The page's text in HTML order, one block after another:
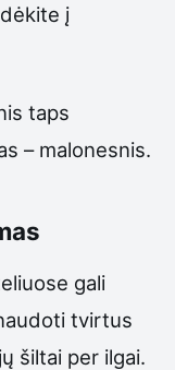
į
taps
– malonesnis.
gali
tvirtus
šiltai per ilgai.